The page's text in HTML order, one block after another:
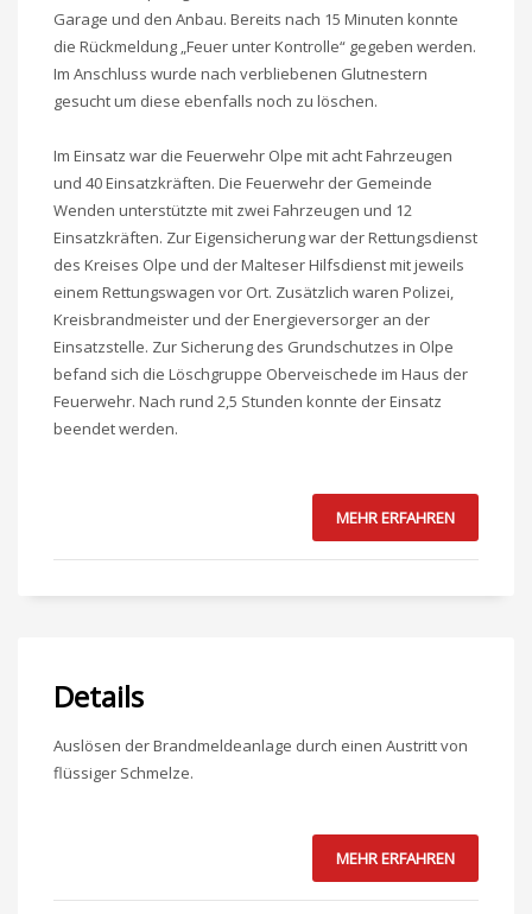
Garage und den Anbau. Bereits nach 15 Minuten konnte
die Rückmeldung „Feuer unter Kontrolle“ gegeben werden.
Im Anschluss wurde nach verbliebenen Glutnestern
gesucht um diese ebenfalls noch zu löschen.
Im Einsatz war die Feuerwehr Olpe mit acht Fahrzeugen
und 40 Einsatzkräften. Die Feuerwehr der Gemeinde
Wenden unterstützte mit zwei Fahrzeugen und 12
Einsatzkräften. Zur Eigensicherung war der Rettungsdienst
des Kreises Olpe und der Malteser Hilfsdienst mit jeweils
einem Rettungswagen vor Ort. Zusätzlich waren Polizei,
Kreisbrandmeister und der Energieversorger an der
Einsatzstelle. Zur Sicherung des Grundschutzes in Olpe
befand sich die Löschgruppe Oberveischede im Haus der
Feuerwehr. Nach rund 2,5 Stunden konnte der Einsatz
beendet werden.
MEHR ERFAHREN
Details
Auslösen der Brandmeldeanlage durch einen Austritt von
flüssiger Schmelze.
MEHR ERFAHREN